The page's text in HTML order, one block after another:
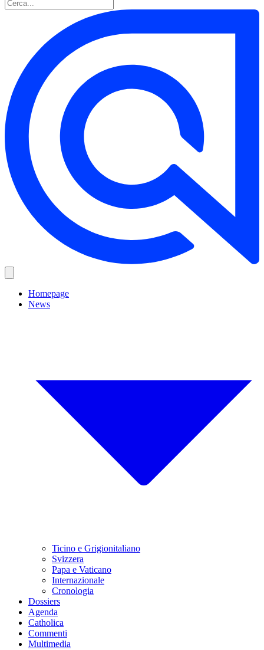
Homepage
News
Ticino e Grigionitaliano
Svizzera
Papa e Vaticano
Internazionale
Cronologia
Dossiers
Agenda
Catholica
Commenti
Multimedia